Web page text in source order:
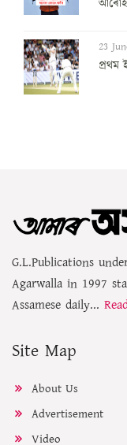
23
প্ৰথম
G.L.Publications
Agarwalla in 1997
Assamese daily...
Site Map
About Us
Advertisement
Video